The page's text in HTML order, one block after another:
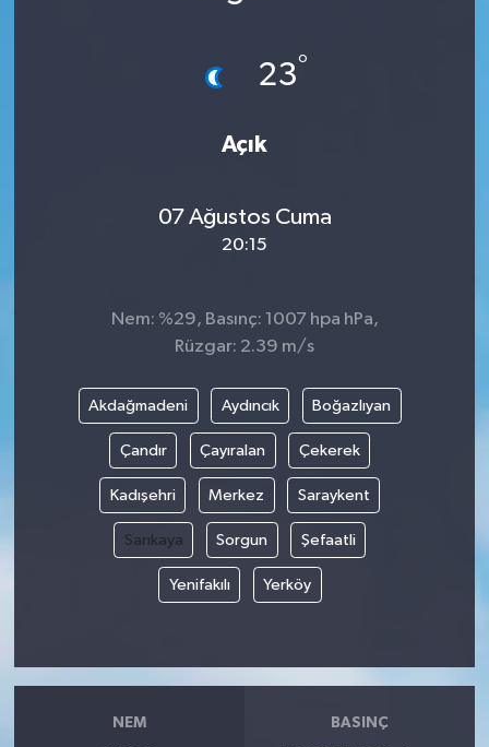
23°
Açık
07 Ağustos Cuma
20:15
Nem: %29, Basınç: 1007 hpa hPa,
Rüzgar: 2.39 m/s
Akdağmadeni Aydıncık Boğazlıyan
Çandır Çayıralan Çekerek
Kadışehri Merkez Saraykent
Sarıkaya Sorgun Şefaatli
Yenifakılı Yerköy
NEM BASINÇ